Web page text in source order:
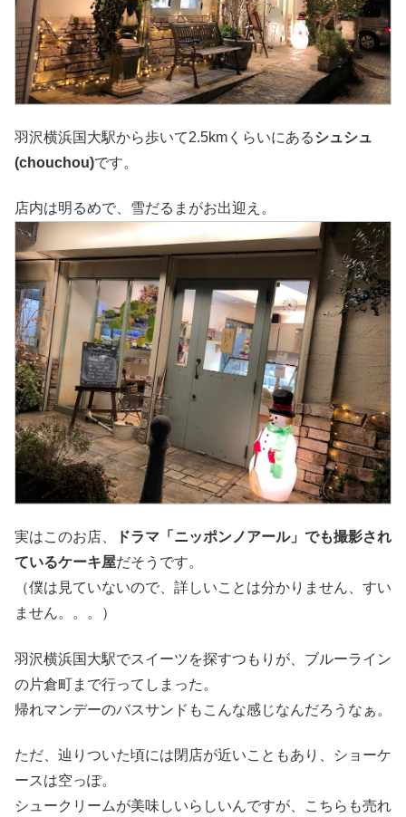
羽沢横浜国大駅から歩いて2.5kmくらいにあるシュシュ
(chouchou)です。
店内は明るめで、雪だるまがお出迎え。
実はこのお店、
ドラマ「ニッポンノアール」でも撮影され
ているケーキ屋だそうです。
（僕は見ていないので、詳しいことは分かりません、すい
ません。。。）
羽沢横浜国大駅でスイーツを探すつもりが、ブルーライン
の片倉町まで行ってしまった。
帰れマンデーのバスサンドもこんな感じなんだろうなぁ。
ただ、辿りついた頃には閉店が近いこともあり、ショーケ
ースは空っぽ。
シュークリームが美味しいらしいんですが、こちらも売れ